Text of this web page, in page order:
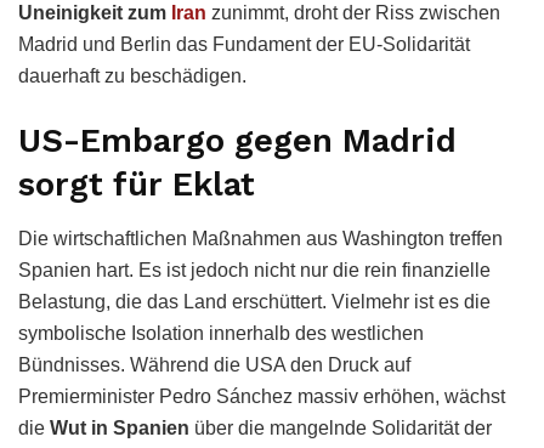
Uneinigkeit zum Iran zunimmt, droht der Riss zwischen
Madrid und Berlin das Fundament der EU-Solidarität
dauerhaft zu beschädigen.
US-Embargo gegen Madrid
sorgt für Eklat
Die wirtschaftlichen Maßnahmen aus Washington treffen
Spanien hart. Es ist jedoch nicht nur die rein finanzielle
Belastung, die das Land erschüttert. Vielmehr ist es die
symbolische Isolation innerhalb des westlichen
Bündnisses. Während die USA den Druck auf
Premierminister Pedro Sánchez massiv erhöhen, wächst
die Wut in Spanien über die mangelnde Solidarität der